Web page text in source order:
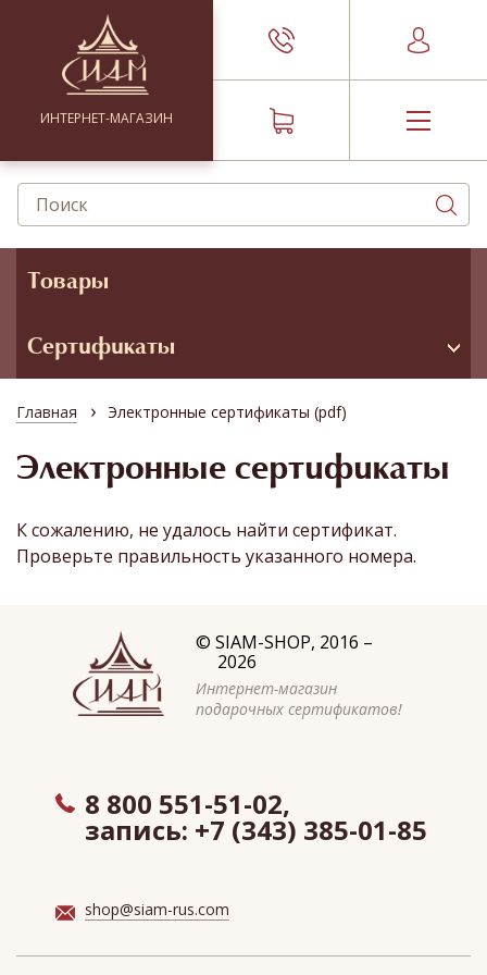
ИНТЕРНЕТ-МАГАЗИН
Товары
Сертификаты
Главная › Электронные сертификаты (pdf)
Электронные сертификаты
К сожалению, не удалось найти сертификат.
Проверьте правильность указанного номера.
© SIAM-SHOP, 2016 –
2026
Интернет-магазин
подарочных сертификатов!
8 800 551-51-02,
запись: +7 (343) 385-01-85
shop@siam-rus.com